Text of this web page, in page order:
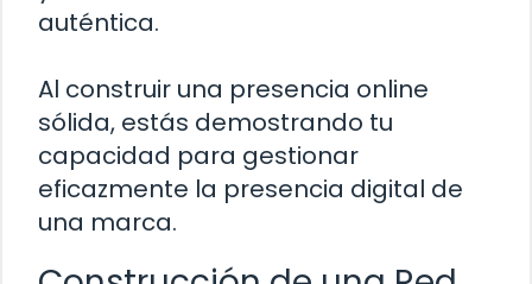
auténtica.
Al construir una presencia online
sólida, estás demostrando tu
capacidad para gestionar
eficazmente la presencia digital de
una marca.